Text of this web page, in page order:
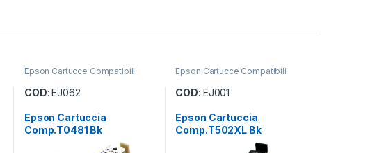
Epson Cartucce Compatibili
COD: EJ062
Epson Cartuccia
Comp.T0481 Bk
Epson Cartucce Compatibili
COD: EJ001
Epson Cartuccia
Comp.T502XL Bk